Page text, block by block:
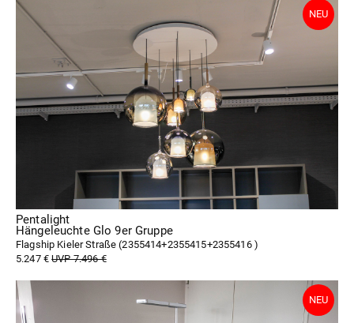
Pentalight
Hängeleuchte Glo 9er Gruppe
Flagship Kieler Straße (2355414+2355415+2355416 )
5.247 €UVP 7.496 €